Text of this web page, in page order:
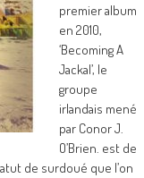
premier album
en 2010,
‘Becoming A
Jackal’, le
groupe
irlandais mené
par Conor J.
O’Brien. est de
de surdoué que l’on